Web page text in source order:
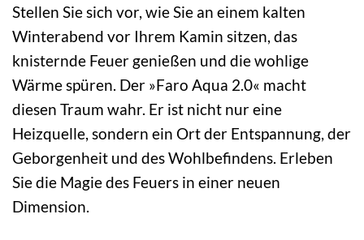
Stellen Sie sich vor, wie Sie an einem kalten
Winterabend vor Ihrem Kamin sitzen, das
knisternde Feuer genießen und die wohlige
Wärme spüren. Der »Faro Aqua 2.0« macht
diesen Traum wahr. Er ist nicht nur eine
Heizquelle, sondern ein Ort der Entspannung, der
Geborgenheit und des Wohlbefindens. Erleben
Sie die Magie des Feuers in einer neuen
Dimension.